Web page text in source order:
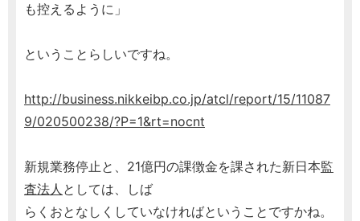
も控えるように」
ということらしいですね。
http://business.nikkeibp.co.jp/atcl/report/15/11087
9/020500238/?P=1&rt=nocnt
新規業務停止と、21億円の課徴金を課された新日本監
査法人 としては、しば
らくおとなしくしていなければということですかね。